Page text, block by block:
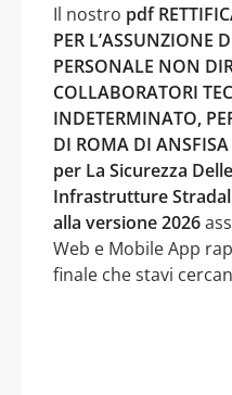
Il nostro pdf
PER L’ASSUNZIONE
PERSONALE NON
COLLABORATORI
INDETERMINATO,
DI ROMA DI
per La Sicurezza
Infrastrutture
alla versione 2026
Web e Mobile App
finale che stavi